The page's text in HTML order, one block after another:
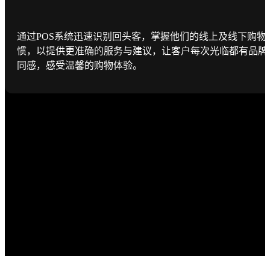
通过POS系统迅速识别回头客，掌握他们的线上及线下购物
惯，以提供更准确的服务与建议，让客户每次光临都有品牌
同感，感受温馨的购物体验。